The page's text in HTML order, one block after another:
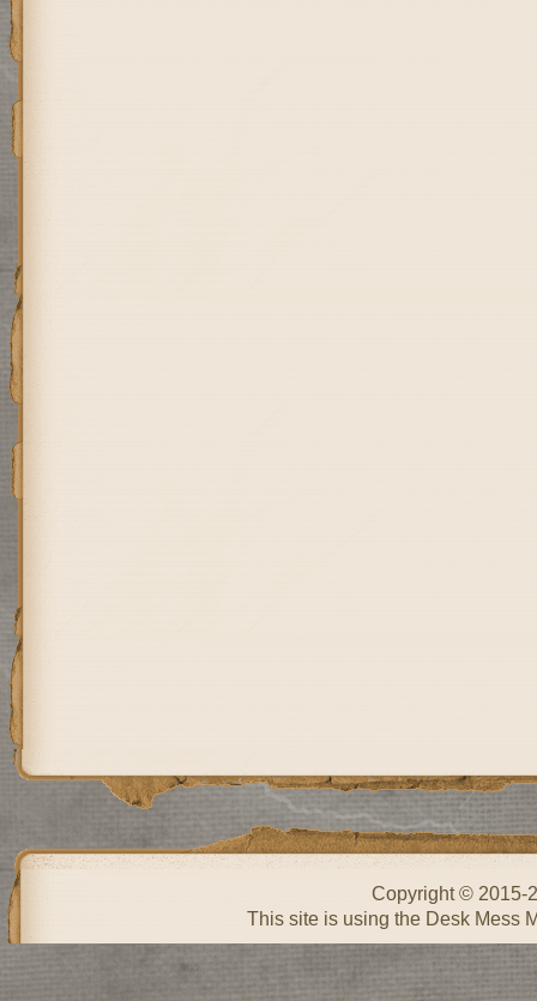
Copyright © 2015-
This site is using the Desk Mess